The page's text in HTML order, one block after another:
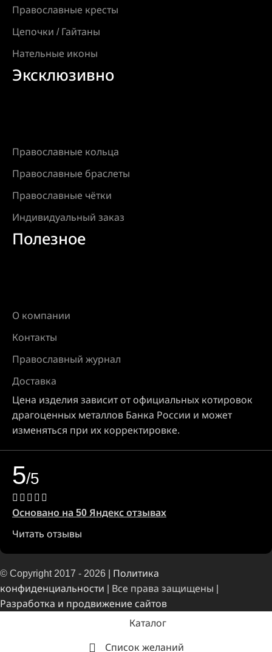
Православные кресты
Цепочки / Гайтаны
Нательные иконы
Эксклюзивно
Православные кольца
Православные браслеты
Православные чётки
Индивидуальный заказ
Полезное
О компании
Контакты
Православный журнал
Доставка
Цена изделия зависит от официальных котировок
драгоценных металлов Банка России и может
изменяться при их корректировке.
5/5
Основано на 50 Яндекс отзывах
Читать отзывы
© Copyright 2017 - 2026 | Политика
конфиденциальности | Все права защищены |
Разработка и продвижение сайтов
Каталог
Список желаний